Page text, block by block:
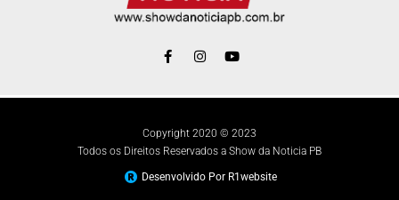
Copyright 2020 © 2023
Todos os Direitos Reservados a Show da Noticia PB
Desenvolvido Por R1website